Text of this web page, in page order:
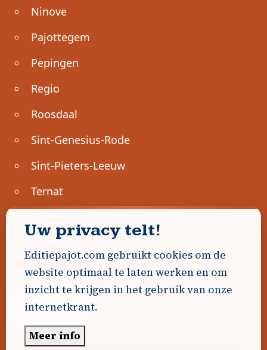
Ninove
Pajottegem
Pepingen
Regio
Roosdaal
Sint-Genesius-Rode
Sint-Pieters-Leeuw
Ternat
Geen advertenties gevonden.
Uw advertentie hier? Contacteer ons!
Word Partner!
Uw privacy telt!
Editiepajot.com gebruikt cookies om de
website optimaal te laten werken en om
inzicht te krijgen in het gebruik van onze
internetkrant.
Meer info